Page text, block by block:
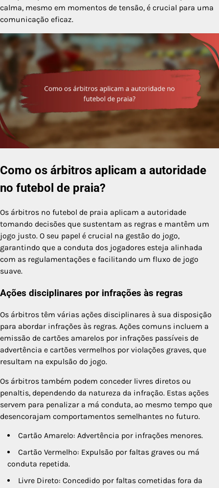
calma, mesmo em momentos de tensão, é crucial para uma
comunicação eficaz.
Como os árbitros aplicam a autoridade
no futebol de praia?
Os árbitros no futebol de praia aplicam a autoridade
tomando decisões que sustentam as regras e mantêm um
jogo justo. O seu papel é crucial na gestão do jogo,
garantindo que a conduta dos jogadores esteja alinhada
com as regulamentações e facilitando um fluxo de jogo
suave.
Ações disciplinares por infrações às regras
Os árbitros têm várias ações disciplinares à sua disposição
para abordar infrações às regras. Ações comuns incluem a
emissão de cartões amarelos por infrações passíveis de
advertência e cartões vermelhos por violações graves, que
resultam na expulsão do jogo.
Os árbitros também podem conceder livres diretos ou
penaltis, dependendo da natureza da infração. Estas ações
servem para penalizar a má conduta, ao mesmo tempo que
desencorajam comportamentos semelhantes no futuro.
Cartão Amarelo: Advertência por infrações menores.
Cartão Vermelho: Expulsão por faltas graves ou má
conduta repetida.
Livre Direto: Concedido por faltas cometidas fora da